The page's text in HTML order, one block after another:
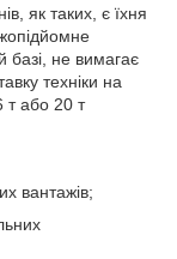
як таких, є їхня
базі, не вимагає
техніки на
т або 20 т
вантажів;